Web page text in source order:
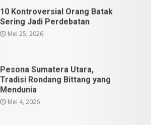
Sering Jadi Perdebatan
Mei 25, 2026
Tradisi Rondang Bittang yang
Mendunia
Mei 4, 2026